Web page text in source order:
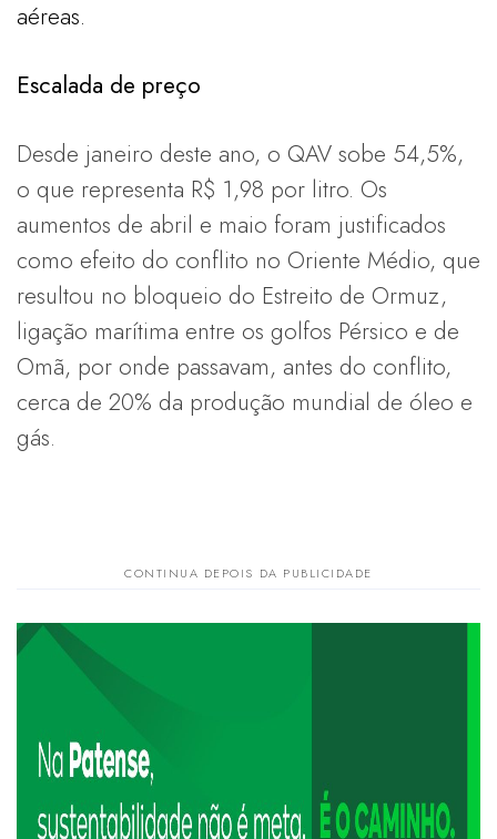
aéreas.
Escalada de preço
Desde janeiro deste ano, o QAV sobe 54,5%,
o que representa R$ 1,98 por litro. Os
aumentos de abril e maio foram justificados
como efeito do conflito no Oriente Médio, que
resultou no bloqueio do Estreito de Ormuz,
ligação marítima entre os golfos Pérsico e de
Omã, por onde passavam, antes do conflito,
cerca de 20% da produção mundial de óleo e
gás.